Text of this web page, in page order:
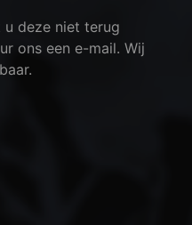
u deze niet terug
ons een e-mail. Wij